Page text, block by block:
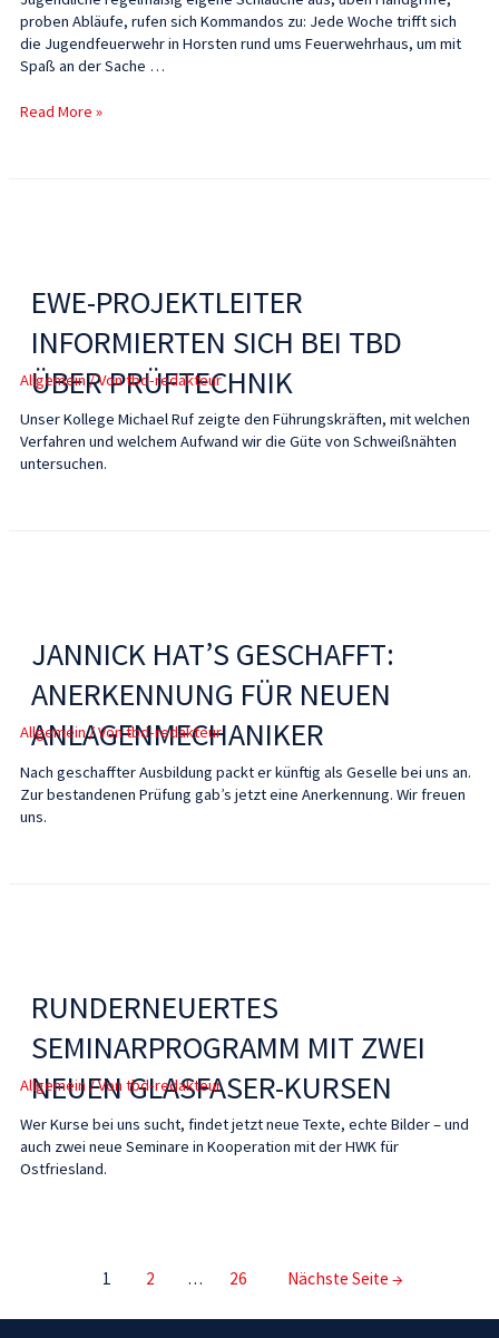
proben Abläufe, rufen sich Kommandos zu: Jede Woche trifft sich
die Jugendfeuerwehr in Horsten rund ums Feuerwehrhaus, um mit
Spaß an der Sache …
Read More »
EWE-PROJEKTLEITER
INFORMIERTEN SICH BEI TBD
ÜBER PRÜFTECHNIK
Allgemein/ Vontbd-redakteur
Unser Kollege Michael Ruf zeigte den Führungskräften, mit welchen
Verfahren und welchem Aufwand wir die Güte von Schweißnähten
untersuchen.
JANNICK HAT’S GESCHAFFT:
ANERKENNUNG FÜR NEUEN
ANLAGENMECHANIKER
Allgemein/ Vontbd-redakteur
Nach geschaffter Ausbildung packt er künftig als Geselle bei uns an.
Zur bestandenen Prüfung gab’s jetzt eine Anerkennung. Wir freuen
uns.
RUNDERNEUERTES
SEMINARPROGRAMM MIT ZWEI
NEUEN GLASFASER-KURSEN
Allgemein / Von tbd-redakteur
Wer Kurse bei uns sucht, findet jetzt neue Texte, echte Bilder – und
auch zwei neue Seminare in Kooperation mit der HWK für
Ostfriesland.
1 2 … 26 Nächste Seite→